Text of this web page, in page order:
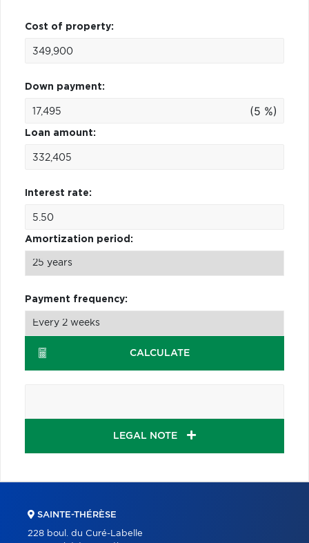
Cost of property:
Down payment:
(5 %)
Loan amount:
Interest rate:
Amortization period:
Payment frequency:
CALCULATE
LEGAL NOTE
SAINTE-THÉRÈSE
228 boul. du Curé-Labelle